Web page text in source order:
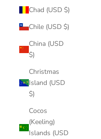
Chad (USD $)
Chile (USD $)
China (USD
$)
Christmas
Island (USD
$)
Cocos
(Keeling)
Islands (USD